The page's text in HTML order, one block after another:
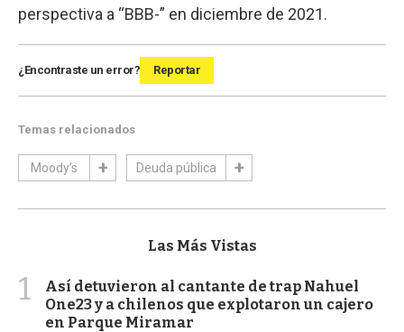
perspectiva a “BBB-” en diciembre de 2021.
¿Encontraste un error? Reportar
Temas relacionados
Moody’s Deuda pública
Las Más Vistas
1
Así detuvieron al cantante de trap Nahuel
One23 y a chilenos que explotaron un cajero
en Parque Miramar